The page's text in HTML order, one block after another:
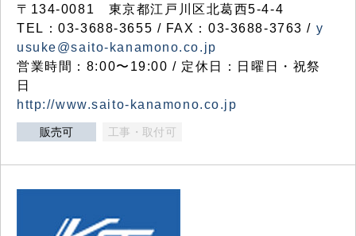
〒134-0081 東京都江戸川区北葛西5-4-4
TEL：03-3688-3655 / FAX：03-3688-3763 / y
usuke@saito-kanamono.co.jp
営業時間：8:00〜19:00 / 定休日：日曜日・祝祭
日
http://www.saito-kanamono.co.jp
販売可 工事・取付可